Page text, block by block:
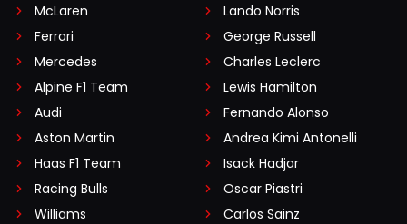
McLaren
Ferrari
Mercedes
Alpine F1 Team
Audi
Aston Martin
Haas F1 Team
Racing Bulls
Williams
Lando Norris
George Russell
Charles Leclerc
Lewis Hamilton
Fernando Alonso
Andrea Kimi Antonelli
Isack Hadjar
Oscar Piastri
Carlos Sainz